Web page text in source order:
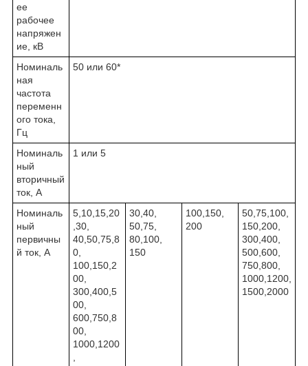
ее
рабочее
напряжен
ие, кВ
Номиналь
ная
частота
переменн
ого тока,
Гц
50 или 60*
Номиналь
ный
вторичный
ток, А
1 или 5
Номиналь
ный
первичны
й ток, А
5,10,15,20
,30,
40,50,75,8
0,
100,150,2
00,
300,400,5
00,
600,750,8
00,
1000,1200
30,40,
50,75,
80,100,
150
100,150,
200
50,75,100,
150,200,
300,400,
500,600,
750,800,
1000,1200,
1500,2000